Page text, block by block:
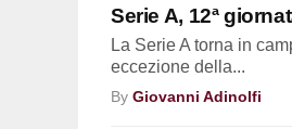
Serie A, 12ª
La Serie A torna in
eccezione della...
By Giovanni Adinolfi